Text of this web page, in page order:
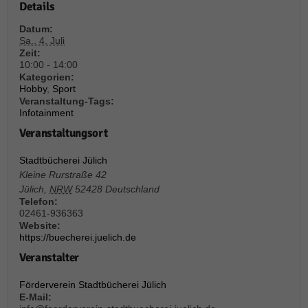
Details
Datum:
Sa.. 4. Juli
Zeit:
10:00 - 14:00
Kategorien:
Hobby, Sport
Veranstaltung-Tags:
Infotainment
Veranstaltungsort
Stadtbücherei Jülich
Kleine Rurstraße 42
Jülich, NRW 52428 Deutschland
Telefon:
02461-936363
Website:
https://buecherei.juelich.de
Veranstalter
Förderverein Stadtbücherei Jülich
E-Mail:
auswählen.
Alle akzeptieren
Datenschutzeinstellungen
Essenziell (1)
Essenzielle Cookies ermöglichen grundlegende Funktionen und sind für die
einwandfreie Funktion der Website erforderlich.
Statistiken (1)
Statistik Cookies erfassen Informationen anonym. Diese Informationen helfen
uns zu verstehen, wie unsere Besucher unsere Website nutzen.
Cookie-Informationen anzeigen
Marketing (1)
Marketing-Cookies werden von Drittanbietern oder Publishern verwendet,
um personalisierte Werbung anzuzeigen. Sie tun dies, indem sie Besucher